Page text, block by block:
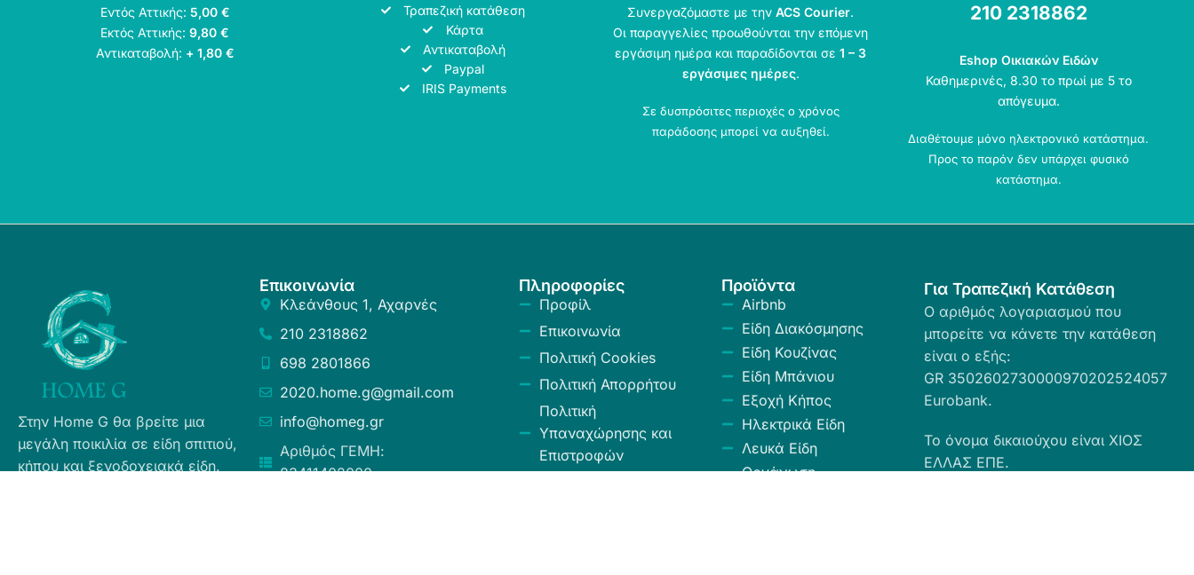
Εντός Αττικής: 5,00 €
Εκτός Αττικής:9,80 €
Αντικαταβολή: + 1,80 €
Τραπεζική κατάθεση
Κάρτα
Αντικαταβολή
Paypal
IRIS Payments
Συνεργαζόμαστε με τηνACS Courier.
Οι παραγγελίες προωθούνται την επόμενη
εργάσιμη ημέρα και παραδίδονται σε1 – 3
εργάσιμες ημέρες.
Σε δυσπρόσιτες περιοχές ο χρόνος
παράδοσης μπορεί να αυξηθεί.
210 2318862
Eshop Οικιακών Ειδών
Καθημερινές, 8.30 το πρωί με 5 το
απόγευμα.
Διαθέτουμε μόνο ηλεκτρονικό κατάστημα.
Προς το παρόν δεν υπάρχει φυσικό
κατάστημα.
Στην Home G θα βρείτε μια
μεγάλη ποικιλία σε είδη σπιτιού,
κήπου και ξενοδοχειακά είδη.
Επικοινωνία
Κλεάνθους 1, Αχαρνές
210 2318862
698 2801866
2020.home.g@gmail.com
info@homeg.gr
Αριθμός ΓΕΜΗ:
83411402000
Πληροφορίες
Προφίλ
Επικοινωνία
Πολιτική Cookies
Πολιτική Απορρήτου
Πολιτική
Υπαναχώρησης και
Επιστροφών
Προϊόντα
Airbnb
Είδη Διακόσμησης
Είδη Κουζίνας
Είδη Μπάνιου
Εξοχή Κήπος
Ηλεκτρικά Είδη
Λευκά Είδη
Οργάνωση
Για Τραπεζική Κατάθεση
Ο αριθμός λογαριασμού που
μπορείτε να κάνετε την κατάθεση
είναι ο εξής:
GR 3502602730000970202524057
Eurobank.
Το όνομα δικαιούχου είναι ΧΙΟΣ
ΕΛΛΑΣ ΕΠΕ.